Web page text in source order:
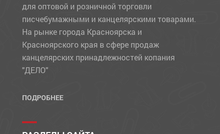
для оптовой и розничной торговли
писчебумажными и канцелярскими товарами.
На рынке города Красноярска и
Красноярского края в сфере продаж
канцелярских принадлежностей копания
"ДЕЛО"
ПОДРОБНЕЕ